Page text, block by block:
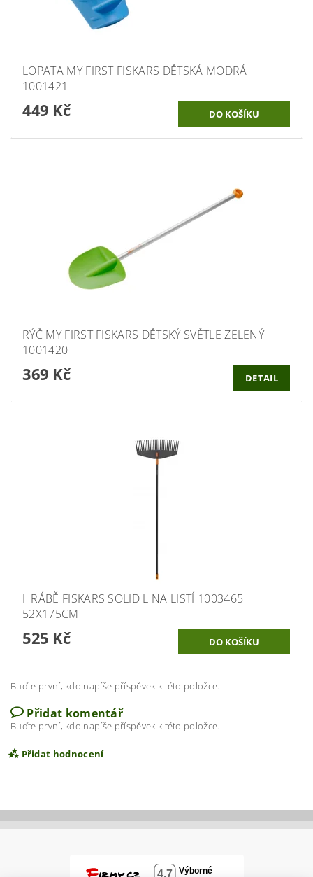
LOPATA MY FIRST FISKARS DĚTSKÁ MODRÁ
1001421
449 Kč
RÝČ MY FIRST FISKARS DĚTSKÝ SVĚTLE ZELENÝ
1001420
369 Kč DETAIL
HRÁBĚ FISKARS SOLID L NA LISTÍ 1003465
52X175CM
525 Kč
Buďte první, kdo napíše příspěvek k této položce.
Přidat komentář
Buďte první, kdo napíše příspěvek k této položce.
Přidat hodnocení